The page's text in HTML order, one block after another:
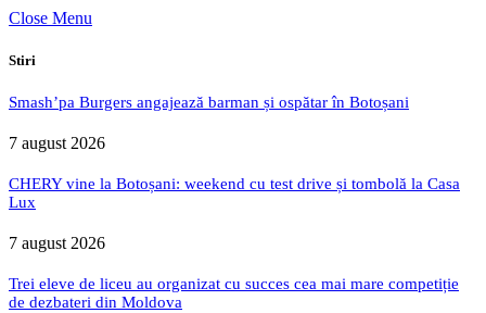
Close Menu
Stiri
Smash’pa Burgers angajează barman și ospătar în Botoșani
7 august 2026
CHERY vine la Botoșani: weekend cu test drive și tombolă la Casa
Lux
7 august 2026
Trei eleve de liceu au organizat cu succes cea mai mare competiție
de dezbateri din Moldova